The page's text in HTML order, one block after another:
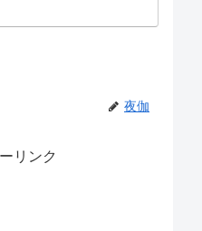
夜伽
リンク